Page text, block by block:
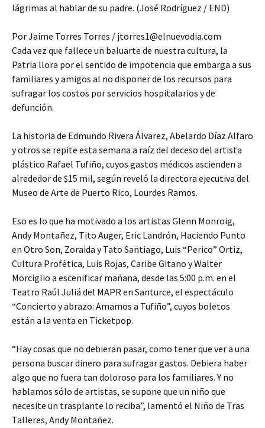
lágrimas al hablar de su padre. (José Rodríguez / END)
Por Jaime Torres Torres / jtorres1@elnuevodia.com
Cada vez que fallece un baluarte de nuestra cultura, la
Patria llora por el sentido de impotencia que embarga a sus
familiares y amigos al no disponer de los recursos para
sufragar los costos por servicios hospitalarios y de
defunción.
La historia de Edmundo Rivera Álvarez, Abelardo Díaz Alfaro
y otros se repite esta semana a raíz del deceso del artista
plástico Rafael Tufiño, cuyos gastos médicos ascienden a
alrededor de $15 mil, según reveló la directora ejecutiva del
Museo de Arte de Puerto Rico, Lourdes Ramos.
Eso es lo que ha motivado a los artistas Glenn Monroig,
Andy Montañez, Tito Auger, Eric Landrón, Haciendo Punto
en Otro Son, Zoraida y Tato Santiago, Luis “Perico” Ortiz,
Cultura Profética, Luis Rojas, Caribe Gitano y Walter
Morciglio a escenificar mañana, desde las 5:00 p.m. en el
Teatro Raúl Juliá del MAPR en Santurce, el espectáculo
“Concierto y abrazo: Amamos a Tufiño”, cuyos boletos
están a la venta en Ticketpop.
“Hay cosas que no debieran pasar, como tener que ver a una
persona buscar dinero para sufragar gastos. Debiera haber
algo que no fuera tan doloroso para los familiares. Y no
hablamos sólo de artistas, se supone que un niño que
necesite un trasplante lo reciba”, lamentó el Niño de Tras
Talleres, Andy Montañez.